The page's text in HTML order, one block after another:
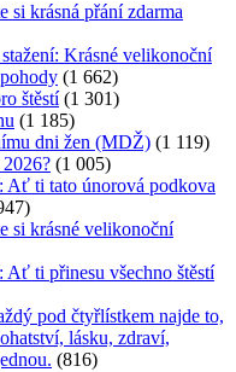
si krásná přání zdarma
Krásné velikonoční
(1 662)
štěstí (1 301)
(1 185)
dni žen (MDŽ) (1 119)
(1 005)
Ať ti tato únorová podkova
si krásné velikonoční
Ať ti přinesu všechno štěstí
pod čtyřlístkem najde to,
lásku, zdraví,
(816)